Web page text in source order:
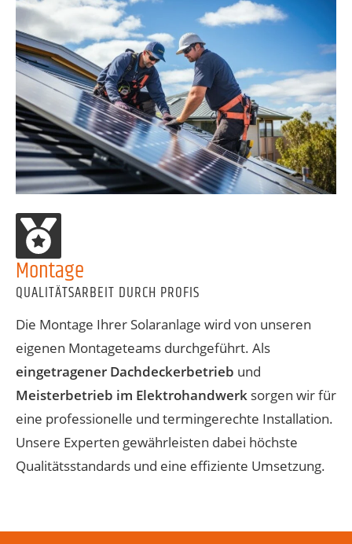
Montage
QUALITÄTSARBEIT DURCH PROFIS
Die Montage Ihrer Solaranlage wird von unseren
eigenen Montageteams durchgeführt. Als
eingetragener Dachdeckerbetrieb und
Meisterbetrieb im Elektrohandwerk sorgen wir für
eine professionelle und termingerechte Installation.
Unsere Experten gewährleisten dabei höchste
Qualitätsstandards und eine effiziente Umsetzung.